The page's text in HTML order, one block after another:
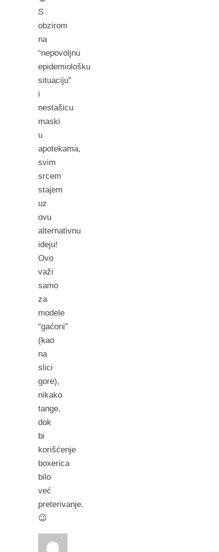
S
obzirom
na
“nepovoljnu
epidemiološku
situaciju”
i
nestašicu
maski
u
apotekama,
svim
srcem
stajem
uz
ovu
alternativnu
ideju!
Ovo
važi
samo
za
modele
“gaćoni”
(kao
na
slici
gore),
nikako
tange,
dok
bi
korišćenje
boxerica
bilo
već
preterivanje.
😉